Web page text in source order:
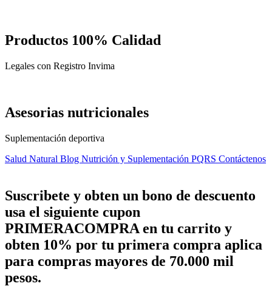
Productos 100% Calidad
Legales con Registro Invima
Asesorias nutricionales
Suplementación deportiva
Salud Natural Blog Nutrición y Suplementación PQRS Contáctenos
Suscribete y obten un bono de descuento
usa el siguiente cupon
PRIMERACOMPRA en tu carrito y
obten 10% por tu primera compra aplica
para compras mayores de 70.000 mil
pesos.